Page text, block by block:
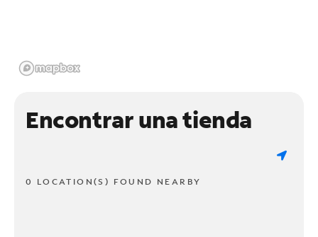
Encontrar una tienda
0 LOCATION(S) FOUND NEARBY